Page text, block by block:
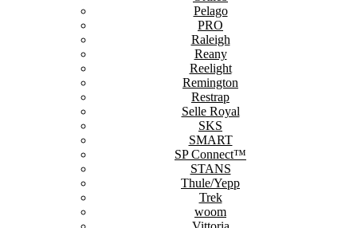
Pelago
PRO
Raleigh
Reany
Reelight
Remington
Restrap
Selle Royal
SKS
SMART
SP Connect™
STANS
Thule/Yepp
Trek
woom